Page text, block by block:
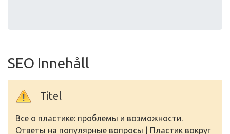
SEO Innehåll
Titel
Все о пластике: проблемы и возможности.
Ответы на популярные вопросы | Пластик вокруг